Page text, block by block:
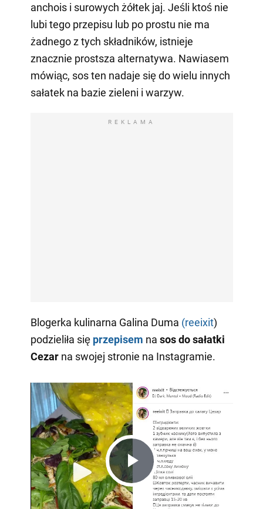
anchois i surowych żółtek jaj. Jeśli ktoś nie
lubi tego przepisu lub po prostu nie ma
żadnego z tych składników, istnieje
znacznie prostsza alternatywa. Nawiasem
mówiąc, sos ten nadaje się do wielu innych
sałatek na bazie zieleni i warzyw.
REKLAMA
Blogerka kulinarna Galina Duma (reeixit)
podzieliła się przepisem na sos do sałatki
Cezar na swojej stronie na Instagramie.
Play